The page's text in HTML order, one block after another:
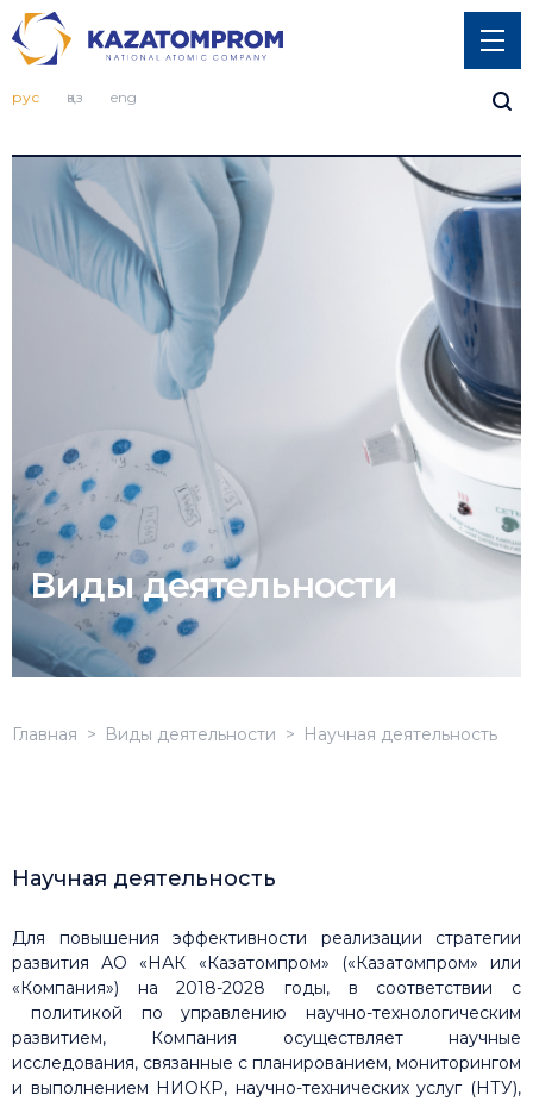
рус қаз eng
Виды деятельности
Главная Виды деятельности Научная деятельность
Научная деятельность
Для повышения эффективности реализации стратегии
развития АО «НАК «Казатомпром» («Казатомпром» или
«Компания») на 2018-2028 годы, в соответствии с
политикой по управлению научно-технологическим
развитием, Компания осуществляет научные
исследования, связанные с планированием, мониторингом
и выполнением НИОКР, научно-технических услуг (НТУ),